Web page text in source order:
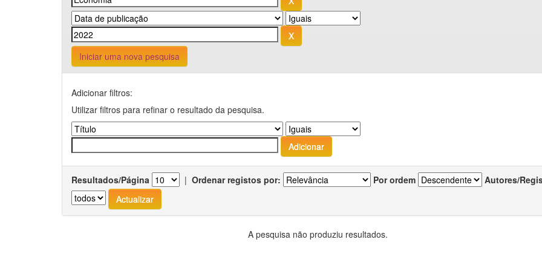
Iniciar uma nova pesquisa
Adicionar filtros:
Utilizar filtros para refinar o resultado da pesquisa.
Resultados/Página | Ordenar registos por: Por ordem Autores/
A pesquisa não produziu resultados.